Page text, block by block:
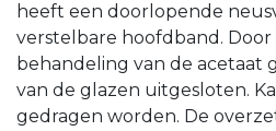
heeft een doorlopende
verstelbare hoofdband. Door
behandeling van de acetaat
van de glazen uitgesloten.
gedragen worden. De